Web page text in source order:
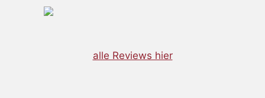
alle Reviews hier